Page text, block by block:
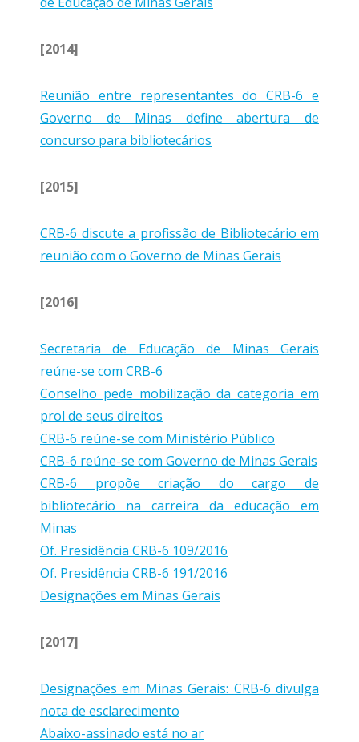
[2014]
Reunião entre representantes do CRB-6 e
Governo de Minas define abertura de
concurso para bibliotecários
[2015]
CRB-6 discute a profissão de Bibliotecário em
reunião com o Governo de Minas Gerais
[2016]
Secretaria de Educação de Minas Gerais
reúne-se com CRB-6
Conselho pede mobilização da categoria em
prol de seus direitos
CRB-6 reúne-se com Ministério Público
CRB-6 reúne-se com Governo de Minas Gerais
CRB-6 propõe criação do cargo de
bibliotecário na carreira da educação em
Minas
Of. Presidência CRB-6 109/2016
Of. Presidência CRB-6 191/2016
Designações em Minas Gerais
[2017]
Designações em Minas Gerais: CRB-6 divulga
nota de esclarecimento
Abaixo-assinado está no ar